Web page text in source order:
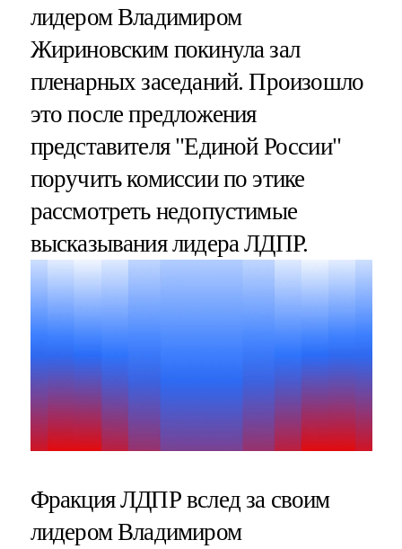
лидером Владимиром
Жириновским покинула зал
пленарных заседаний. Произошло
это после предложения
представителя "Единой России"
поручить комиссии по этике
рассмотреть недопустимые
высказывания лидера ЛДПР.
Фракция ЛДПР вслед за своим
лидером Владимиром